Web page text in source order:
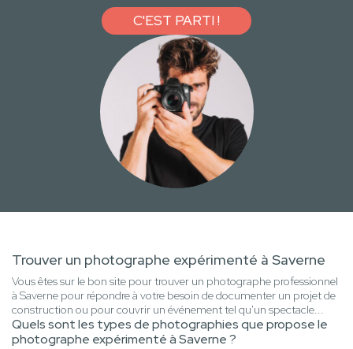
C'EST PARTI !
Trouver un photographe expérimenté à Saverne
Vous êtes sur le bon site pour trouver un photographe professionnel
à Saverne pour répondre à votre besoin de documenter un projet de
construction ou pour couvrir un événement tel qu'un spectacle...
Quels sont les types de photographies que propose le
photographe expérimenté à Saverne ?